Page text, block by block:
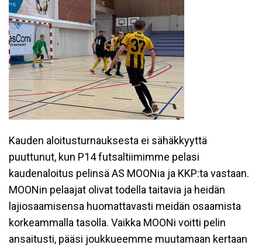
Kauden aloitusturnauksesta ei sähäkkyyttä
puuttunut, kun P14 futsaltiimimme pelasi
kaudenaloitus pelinsä AS MOONia ja KKP:ta vastaan.
MOONin pelaajat olivat todella taitavia ja heidän
lajiosaamisensa huomattavasti meidän osaamista
korkeammalla tasolla. Vaikka MOONi voitti pelin
ansaitusti, pääsi joukkueemme muutamaan kertaan